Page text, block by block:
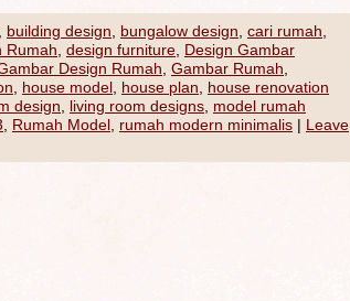
building design bungalow design cari rumah
Rumah design furniture Design Gambar
Design Rumah Gambar Rumah
house model house plan
house renovation
design living room designs model rumah
Rumah Model rumah modern minimalis | Leave